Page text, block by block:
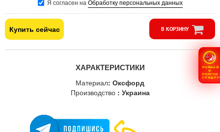
Я согласен на Обработку персональных данных
Купить сейчас В КОРЗИНУ
ХАРАКТЕРИСТИКИ
Материал: Оксфорд
Производство : Украина
ПОЙМАЙ
И
ПОЛУЧИ
СКИДКУ!